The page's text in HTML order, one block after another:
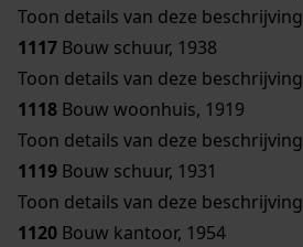
Toon details van deze beschrijving
1117 Bouw schuur, 1938
Toon details van deze beschrijving
1118 Bouw woonhuis, 1919
Toon details van deze beschrijving
1119 Bouw schuur, 1931
Toon details van deze beschrijving
1120 Bouw kantoor, 1954